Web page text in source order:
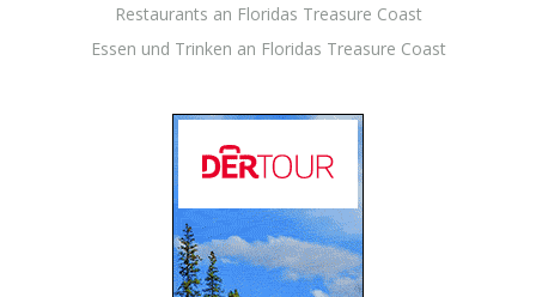
Restaurants an Floridas Treasure Coast
Essen und Trinken an Floridas Treasure Coast